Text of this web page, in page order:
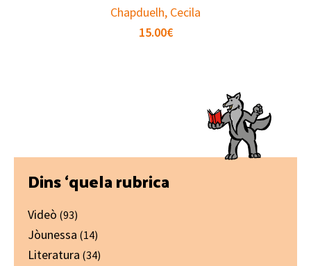
Chapduelh, Cecila
15.00€
Primary
Sidebar
Dins ‘quela rubrica
Videò (93)
Jòunessa (14)
Literatura (34)